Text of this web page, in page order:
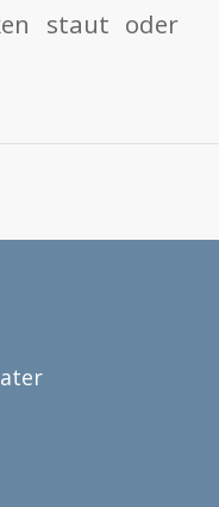
staut oder